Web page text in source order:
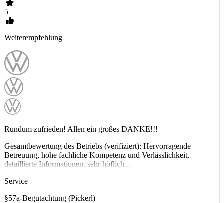
5
Weiterempfehlung
Rundum zufrieden! Allen ein großes DANKE!!!
Gesamtbewertung des Betriebs (verifiziert): Hervorragende
Betreuung, hohe fachliche Kompetenz und Verlässlichkeit,
detaillierte Informationen, sehr höflich...
Service
§57a-Begutachtung (Pickerl)